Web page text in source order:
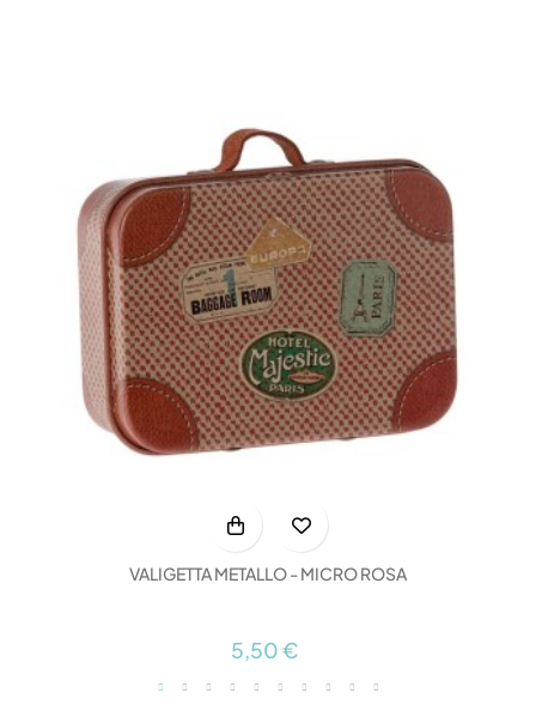
VALIGETTA METALLO - MICRO ROSA
5,50 €